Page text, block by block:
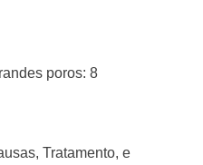
poros: 8
Tratamento, e